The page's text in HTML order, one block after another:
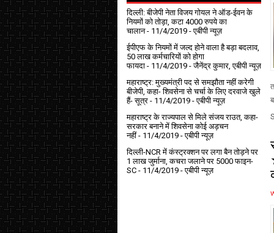
दिल्ली: बीजेपी नेता विजय गोयल ने ऑड-ईवन के
नियमों को तोड़ा, कटा 4000 रुपये का
चालान- 11/4/2019 - एबीपी न्यूज़
ईपीएफ के नियमों में जल्द होने वाला है बड़ा बदलाव,
50 लाख कर्मचारियों को होगा
फायदा - 11/4/2019 - जैनेंद्र कुमार, एबीपी न्यूज़
महाराष्ट्र: मुख्यमंत्री पद से समझौता नहीं करेगी
बीजेपी, कहा- शिवसेना से चर्चा के लिए दरवाजे खुले
हैं- सूत्र - 11/4/2019 - एबीपी न्यूज़
महाराष्ट्र के राज्यपाल से मिले संजय राउत, कहा-
सरकार बनाने में शिवसेना कोई अड़चन
नहीं- 11/4/2019 - एबीपी न्यूज़
दिल्ली-NCR में कंस्ट्रक्शन पर लगा बैन तोड़ने पर
1 लाख जुर्माना, कचरा जलाने पर ₹5000 फाइन-
SC - 11/4/2019 - एबीपी न्यूज़